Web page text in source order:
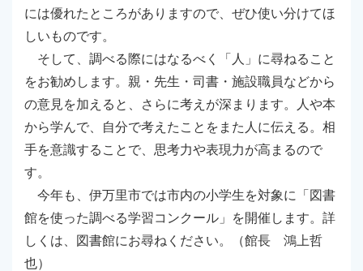
には優れたところがありますので、ぜひ使い分けてほ
しいものです。
そして、調べる際にはなるべく「人」に尋ねること
をお勧めします。親・先生・司書・施設職員などから
の意見を加えると、さらに考えが深まります。人や本
から学んで、自分で考えたことをまた人に伝える。相
手を意識することで、思考力や表現力が高まるので
す。
今年も、伊万里市では市内の小学生を対象に「図書
館を使った調べる学習コンクール」を開催します。詳
しくは、図書館にお尋ねください。（館長 鴻上哲
也）